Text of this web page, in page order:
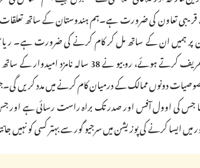
قریبی تعاون کی ضرورت ہے۔ہم ہندوستان کے ساتھ
پر ہمیں ان کے ساتھ مل کر کام کرنے کی ضرورت ہے۔
سکریٹری نے مزید کہا کہ اس کا مطلب یوکرین اور خطے میں کیا ہو رہا ہے۔گور کی قابلیت کی تعریف کرتے ہوئے، روبیو نے 38 سالہ
دونوں ممالک کے درمیان کام کرنے میں مدد کریں
جس کی اوول آفس اور صدر تک براہ راست رسائی ہے اور
ایسا کرنے کی پوزیشن میں سرجیو گور سے بہتر کسی کو نہیں